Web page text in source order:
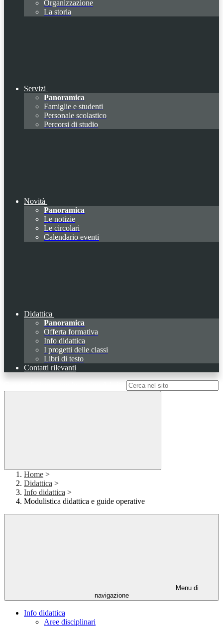
Organizzazione
La storia
Servizi
Panoramica
Famiglie e studenti
Personale scolastico
Percorsi di studio
Novità
Panoramica
Le notizie
Le circolari
Calendario eventi
Didattica
Panoramica
Offerta formativa
Info didattica
I progetti delle classi
Libri di testo
Contatti rilevanti
Home >
Didattica >
Info didattica >
Modulistica didattica e guide operative
Menu di
navigazione
Info didattica
Aree disciplinari